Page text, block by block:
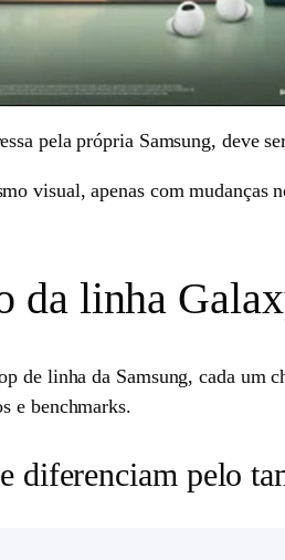
pela própria Samsung, deve
visual, apenas com mudanças
da linha
de linha da Samsung, cada um
e benchmarks.
diferenciam pelo